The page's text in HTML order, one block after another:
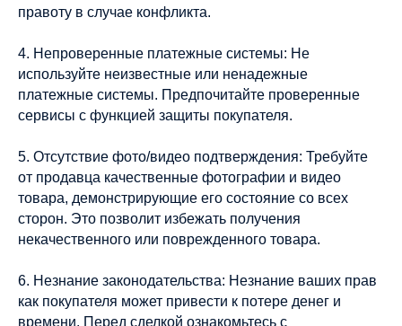
правоту в случае конфликта.
4. Непроверенные платежные системы: Не
используйте неизвестные или ненадежные
платежные системы. Предпочитайте проверенные
сервисы с функцией защиты покупателя.
5. Отсутствие фото/видео подтверждения: Требуйте
от продавца качественные фотографии и видео
товара, демонстрирующие его состояние со всех
сторон. Это позволит избежать получения
некачественного или поврежденного товара.
6. Незнание законодательства: Незнание ваших прав
как покупателя может привести к потере денег и
времени. Перед сделкой ознакомьтесь с